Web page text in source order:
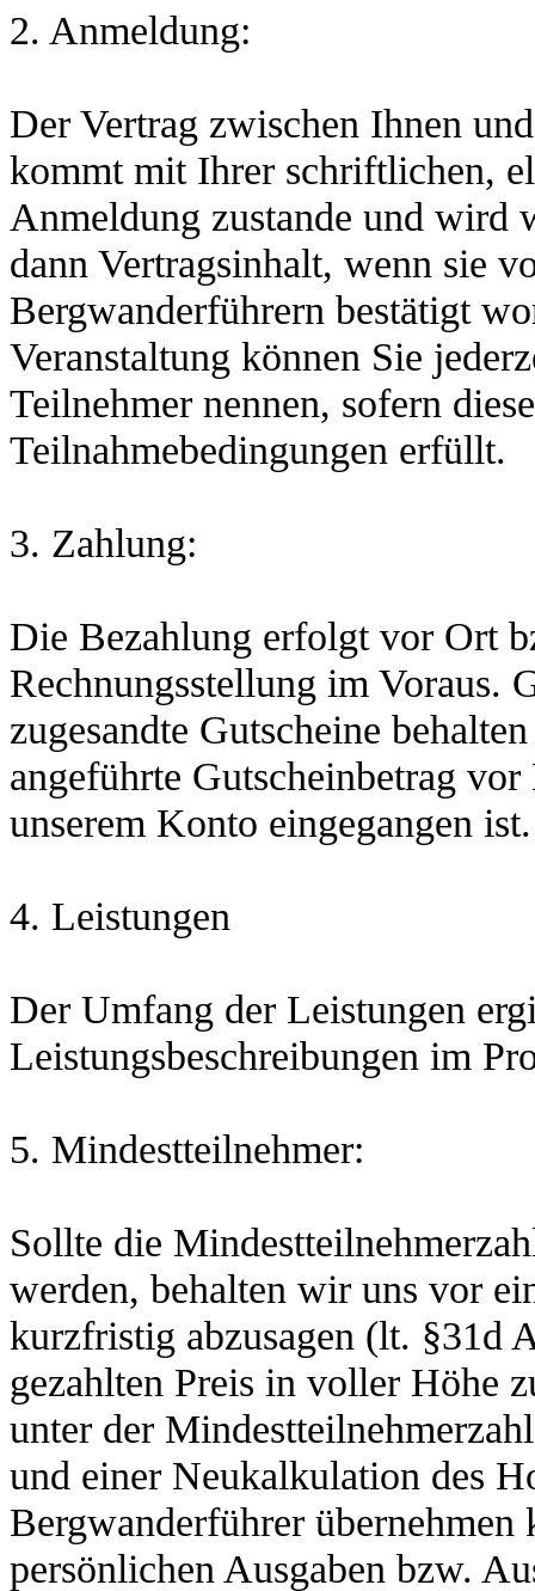
2. Anmeldung:
Der Vertrag zwischen Ihnen
kommt mit Ihrer schriftlichen,
Anmeldung zustande und wird
dann Vertragsinhalt, wenn sie
Bergwanderführern bestätigt
Veranstaltung können Sie
Teilnehmer nennen, sofern
Teilnahmebedingungen erfüllt.
3. Zahlung:
Die Bezahlung erfolgt vor Ort
Rechnungsstellung im Voraus.
zugesandte Gutscheine
angeführte Gutscheinbetrag
unserem Konto eingegangen ist.
4.
Der Umfang der Leistungen
Leistungsbeschreibungen im
5. Mindestteilnehmer:
Sollte die
werden, behalten wir uns vor
kurzfristig abzusagen (lt. §31d
gezahlten Preis in voller Höhe
unter der
und einer Neukalkulation des
Bergwanderführer
persönlichen Ausgaben bzw.